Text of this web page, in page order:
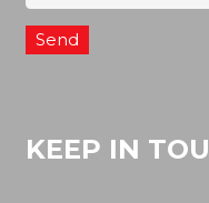
KEEP IN